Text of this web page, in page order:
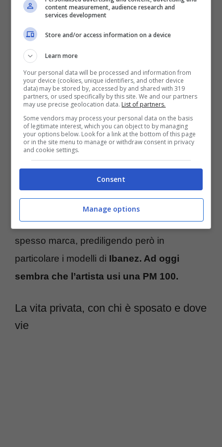
debutto “Bright Size Life”.
L’abilità di Metheny è talmente comprovata
da mettere d’accordo da sempre, in maniera
unanime,il giudizio di critica e di pubblico
Ed è così da quasi cinquant’anni di carriera,
nel corso dei quali ha spaziato anche in altri
generi musicali. Ed oltre ad esibirsi con la
sua band, il buon Pat ha suonato tantissimo
anche come solista od in duetti con altri
illustri vip della musica. Con la sua chitarra
ha fatto e fa emozionare. Anzi, con le sue
chitarre, perché in carriera lui ha cambiato
spesso marca, prediligendo però in
particolare i modelli di Ibanez. Ad oggi
sembra che l’artista usi una PM 100.
La vita privata, con chi è sposato e dove
vie
content measurement, audience research and
services development
Store and/or access information on a device
Learn more
Your personal data will be processed and information from
your device (cookies, unique identifiers, and other device
data) may be stored by, accessed by and shared with 319
partners, or used specifically by this site. We and our partners
may use precise geolocation data. List of partners.
Some vendors may process your personal data on the basis
of legitimate interest, which you can object to by managing
your options below. Look for a link at the bottom of this page
or in the site menu to manage or withdraw consent in privacy
and cookie settings.
Consent
Manage options